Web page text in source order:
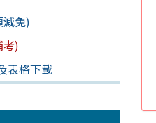
免)
考)
表格下載